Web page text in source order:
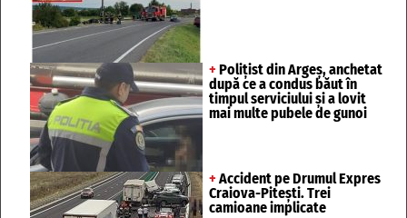
+ Polițist din Argeș, anchetat
după ce a condus băut în
timpul serviciului și a lovit
mai multe pubele de gunoi
+ Accident pe Drumul Expres
Craiova-Pitești. Trei
camioane implicate